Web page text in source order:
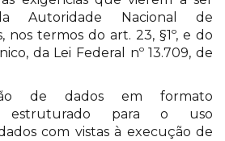
Autoridade Nacional de
nos termos do art. 23, §1º, e do
da Lei Federal nº 13.709, de
de dados em formato
estruturado para o uso
com vistas à execução de